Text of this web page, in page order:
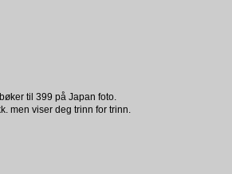
til 399 på Japan foto.
men viser deg trinn for trinn.